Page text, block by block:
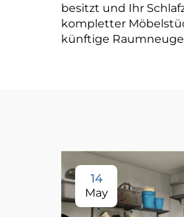
besitzt und Ihr
kompletter
künftige
14
May